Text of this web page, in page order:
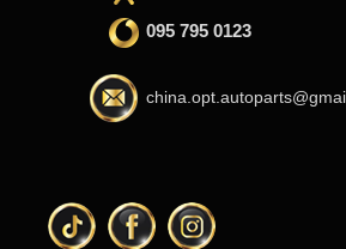
095 795 0123